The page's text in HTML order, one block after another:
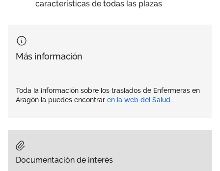
características de todas las plazas
Más información
Toda la información sobre los traslados de Enfermeras en
Aragón la puedes encontrar en la web del Salud.
Documentación de interés